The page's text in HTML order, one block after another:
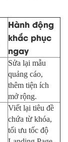
Hành động
khắc phục
ngay
Sửa lại mẫu
quảng cáo,
thêm tiện ích
mở rộng.
Viết lại tiêu đề
chứa từ khóa,
tối ưu tốc độ